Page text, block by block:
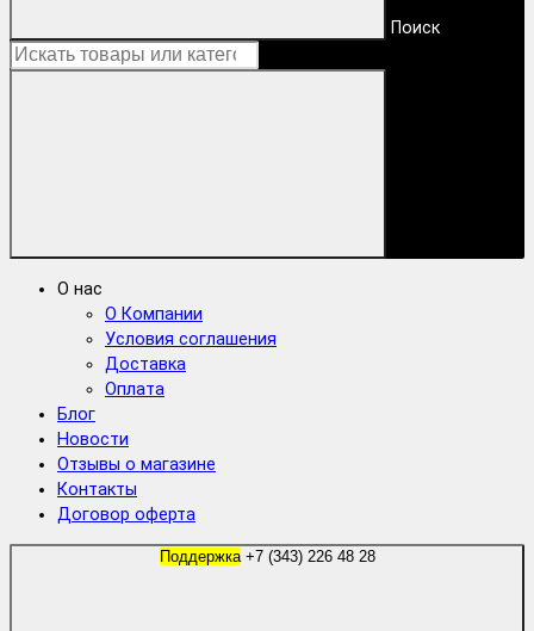
Поиск
О нас
О Компании
Условия соглашения
Доставка
Оплата
Блог
Новости
Отзывы о магазине
Контакты
Договор оферта
Поддержка +7 (343) 226 48 28